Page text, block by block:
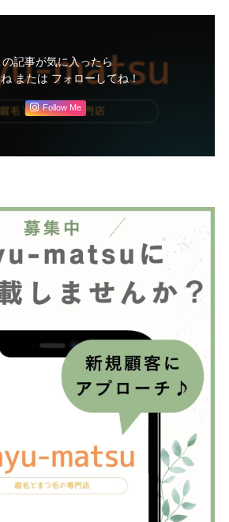
の記事が気に入ったら
または フォローしてね！
Follow Me